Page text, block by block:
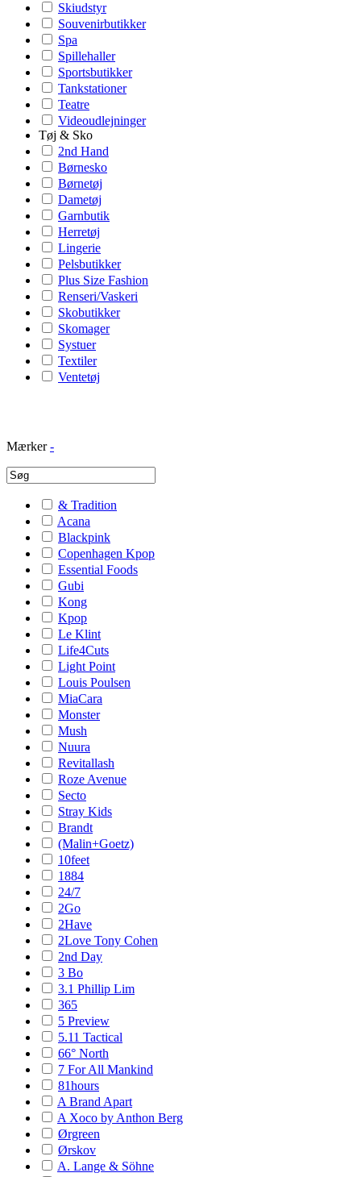
Skiudstyr
Souvenirbutikker
Spa
Spillehaller
Sportsbutikker
Tankstationer
Teatre
Videoudlejninger
Tøj & Sko
2nd Hand
Børnesko
Børnetøj
Dametøj
Garnbutik
Herretøj
Lingerie
Pelsbutikker
Plus Size Fashion
Renseri/Vaskeri
Skobutikker
Skomager
Systuer
Textiler
Ventetøj
Mærker -
& Tradition
Acana
Blackpink
Copenhagen Kpop
Essential Foods
Gubi
Kong
Kpop
Le Klint
Life4Cuts
Light Point
Louis Poulsen
MiaCara
Monster
Mush
Nuura
Revitallash
Roze Avenue
Secto
Stray Kids
Brandt
(Malin+Goetz)
10feet
1884
24/7
2Go
2Have
2Love Tony Cohen
2nd Day
3 Bo
3.1 Phillip Lim
365
5 Preview
5.11 Tactical
66° North
7 For All Mankind
81hours
A Brand Apart
A Xoco by Anthon Berg
Ørgreen
Ørskov
A. Lange & Söhne